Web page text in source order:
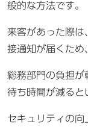
般的な方法です。
来客があった際は
接通知が届くため
総務部門の負担が
待ち時間が減ると
セキュリティの向